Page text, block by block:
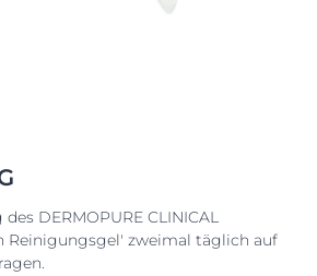
DERMOPURE CLINICAL
Reinigungsgel' zweimal täglich auf